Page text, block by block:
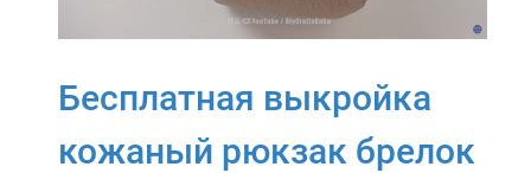
Бесплатная выкройка
кожаный рюкзак брелок